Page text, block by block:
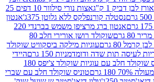
אצות נורי סילוור 10 דפים 25
קורנפלקס ללא גלוטן 375ג'
אנטון
אנטון ברג מרציפן משמש בברנדי 220
שוקולד רושן אורירי חלב 80
עוגיות מילקה ביסקוויט שוקולד
ודומדמניות 150 גרם
היידי
טוניס שוקולד חלב עם עוגיות שוקולד צ'יפס 180
טוניס שוקולד חלב עם שברי